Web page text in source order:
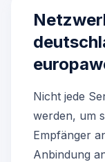
Nicht jede
werden, um
Empfänger
Anbindung